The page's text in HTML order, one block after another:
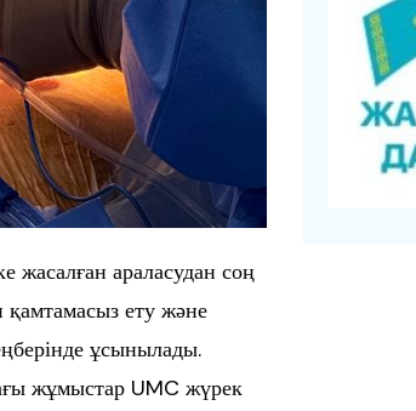
жасалған араласудан соң
ету және
ұсынылады.
жұмыстар UMC жүрек